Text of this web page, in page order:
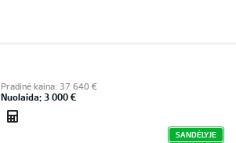
Pradinė kaina: 37 640 €
Nuolaida: 3 000 €
SANDĖLYJE